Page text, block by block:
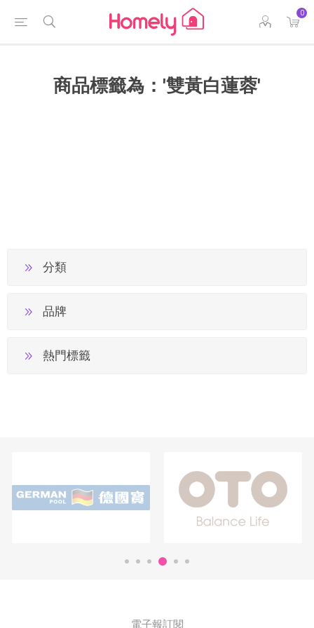
0
商品標籤為：'雙黃白蓮蓉'
分類
品牌
熱門標籤
電子報訂閱